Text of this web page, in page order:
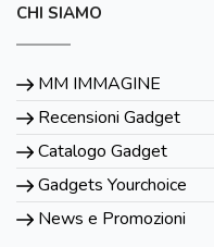
CHI SIAMO
MM IMMAGINE
Recensioni Gadget
Catalogo Gadget
Gadgets Yourchoice
News e Promozioni